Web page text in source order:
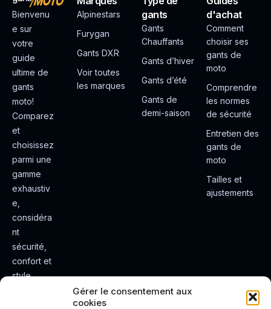
Gérer le consentement aux
cookies
Bienvenu
e sur
votre
guide
ultime de
gants
moto!
Comparez
et
choisissez
parmi une
gamme
exhaustiv
e,
considéra
nt
sécurité,
confort et
style.
Alpinestars
Furygan
Gants DXR
Voir toutes
les marques
gants
Gants
Chauffants
Gants d’hiver
Gants d’été
Gants de
demi-saison
d'achat
Comment
choisir ses
gants de
moto
Comprendre
les normes
de sécurité
Entretien des
gants de
moto
Tailles et
ajustements